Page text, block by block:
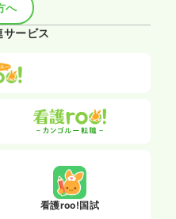
へ
ービス
看護roo!国試